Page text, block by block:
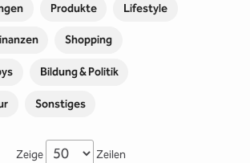
Produkte Lifestyle
Shopping
Bildung & Politik
Sonstiges
Zeige Zeilen